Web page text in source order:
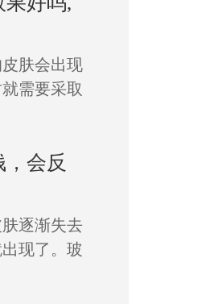
肤会出现
需要采取
会反
逐渐失去
现了。玻